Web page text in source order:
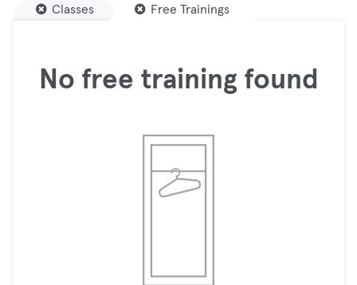
Classes Free Trainings
No free training found